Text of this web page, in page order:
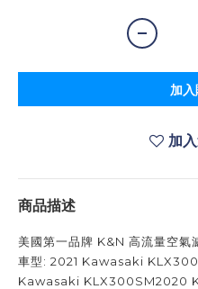
加
加
商品描述
美國第一品牌 K&N 高流量空
車型: 2021 Kawasaki
Kawasaki KLX300SM2020